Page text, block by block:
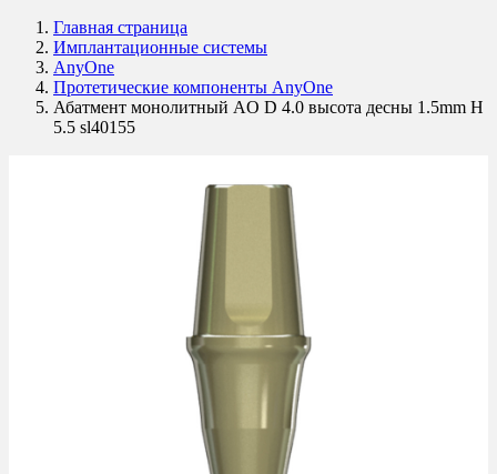
Главная страница
Имплантационные системы
AnyOne
Протетические компоненты AnyOne
Абатмент монолитный AO D 4.0 высота десны 1.5mm H
5.5 sl40155